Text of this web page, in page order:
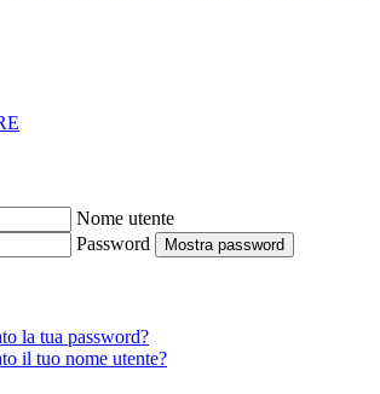
Nome utente
Password
Mostra password
la tua password?
il tuo nome utente?